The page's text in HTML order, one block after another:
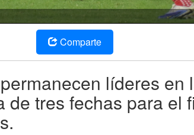
Comparte
líderes en
de tres fechas para el